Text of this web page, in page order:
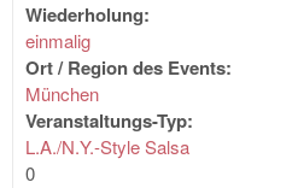
Wiederholung:
einmalig
Ort / Region des Events:
München
Veranstaltungs-Typ:
L.A./N.Y.-Style Salsa
0